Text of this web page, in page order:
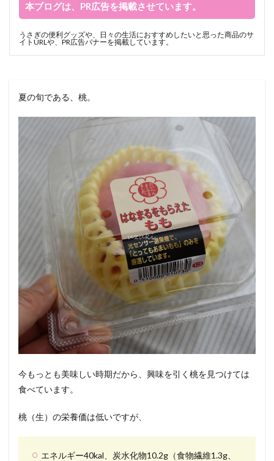
本ブログは、PR広告を掲載させています。
うさぎの便利グッズや、日々の生活におすすめしたいと思った商品のサ
イトURLや、PR広告バナーを掲載しています。
夏の旬である、桃。
今もっとも美味しい時期だから、興味を引く桃を見つけては
食べています。
桃（生）の栄養価は低いですが、
エネルギー40kal、炭水化物10.2g（食物繊維1.3g、